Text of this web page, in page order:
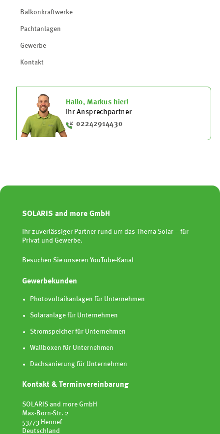
Balkonkraftwerke
Pachtanlagen
Gewerbe
Kontakt
Hallo, Markus hier!
Ihr Ansprechpartner
02242914430
SOLARIS and more GmbH
Ihr zuverlässiger Partner rund um das Thema Solar – für
Privat und Gewerbe.
Besuchen Sie unseren YouTube-Kanal
Gewerbekunden
Photovoltaikanlagen für Unternehmen
Solaranlage für Unternehmen
Stromspeicher für Unternehmen
Wallboxen für Unternehmen
Dachsanierung für Unternehmen
Kontakt & Terminvereinbarung
SOLARIS and more GmbH
Max-Born-Str. 2
53773 Hennef
Deutschland